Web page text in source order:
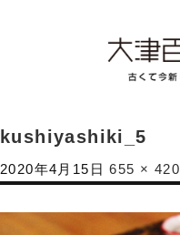
kushiyashiki_5
2020年4月15日 655 × 420